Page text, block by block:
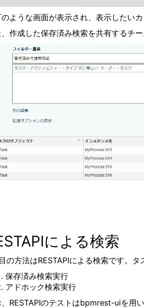
ような画面が表示され、表示したい
作成した保存済み検索を共有するチ
による検索
の方法はRESTAPIによる検索です。
保存済み検索実行
アドホック検索実行
RESTAPIのテストはbpmrest-uiを用